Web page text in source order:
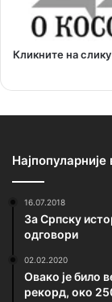
Кликните на
Најпопуларније
16.07.2018
За Српску
одговори
02.02.2020
Овако је било
рекорд, око